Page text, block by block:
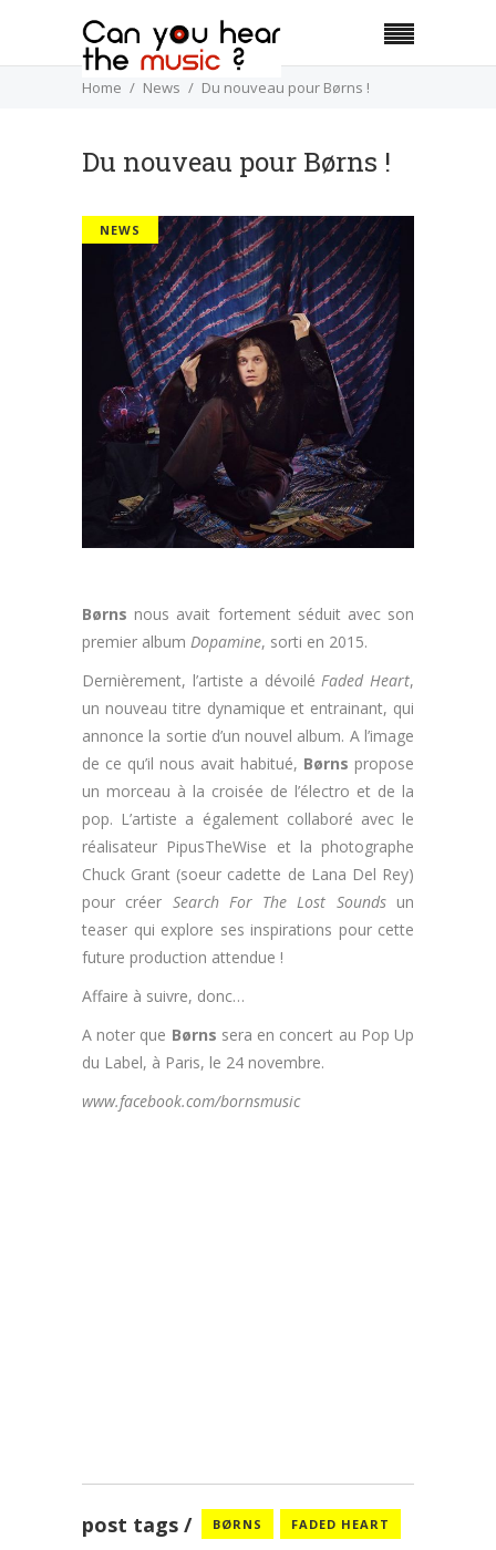
Home News Du nouveau pour Børns !
Du nouveau pour Børns !
NEWS
Børns nous avait fortement séduit avec son
premier album Dopamine, sorti en 2015.
Dernièrement, l’artiste a dévoiléFaded Heart,
un nouveau titre dynamique et entrainant, qui
annonce la sortie d’un nouvel album. A l’image
de ce qu’il nous avait habitué, Børns propose
un morceau à la croisée de l’électro et de la
pop. L’artiste a également collaboré avec le
réalisateur PipusTheWise et la photographe
Chuck Grant (soeur cadette de Lana Del Rey)
pour créer Search For The Lost Soundsun
teaser qui explore ses inspirations pour cette
future production attendue !
Affaire à suivre, donc…
A noter que Børns sera en concert au Pop Up
du Label, à Paris, le 24 novembre.
www.facebook.com/bornsmusic
post tags BØRNS FADED HEART